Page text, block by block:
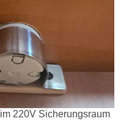
220V Sicherungsraum